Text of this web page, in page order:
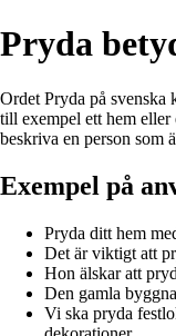
Pryda
Ordet Pryda på svenska
till exempel ett hem eller
beskriva en person som
Exempel på
Pryda ditt hem
Det är viktigt att
Hon älskar att
Den gamla
Vi ska pryda